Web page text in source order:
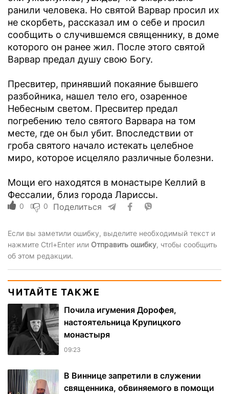
ранили человека. Но святой Варвар просил их
не скорбеть, рассказал им о себе и просил
сообщить о случившемся священнику, в доме
которого он ранее жил. После этого святой
Варвар предал душу свою Богу.
Пресвитер, принявший покаяние бывшего
разбойника, нашел тело его, озаренное
Небесным светом. Пресвитер предал
погребению тело святого Варвара на том
месте, где он был убит. Впоследствии от
гроба святого начало истекать целебное
миро, которое исцеляло различные болезни.
Мощи его находятся в монастыре Келлий в
Фессалии, близ города Лариссы.
0 0 Поделиться
Если вы заметили ошибку, выделите необходимый текст и
нажмите Ctrl+Enter или Отправить ошибку, чтобы сообщить
об этом редакции.
ЧИТАЙТЕ ТАКЖЕ
Почила игумения Дорофея,
настоятельница Крупицкого
монастыря
09:23
В Виннице запретили в служении
священника, обвиняемого в помощи